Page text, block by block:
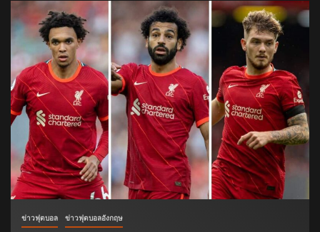
ข่าวฟุตบอล ข่าวฟุตบอลอังกฤษ